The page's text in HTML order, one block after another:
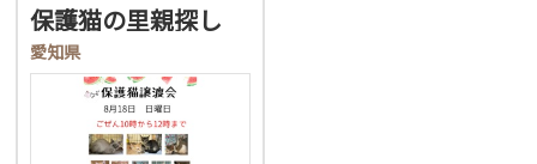
保護猫の里親探し
愛知県